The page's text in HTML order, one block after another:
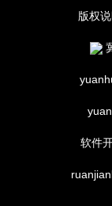
版权
软件